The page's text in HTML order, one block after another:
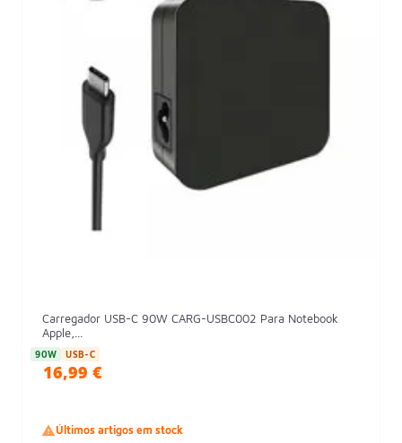
Carregador USB-C 90W CARG-USBC002 Para Notebook
Apple,...
90W USB-C
16,99 €
Últimos artigos em stock